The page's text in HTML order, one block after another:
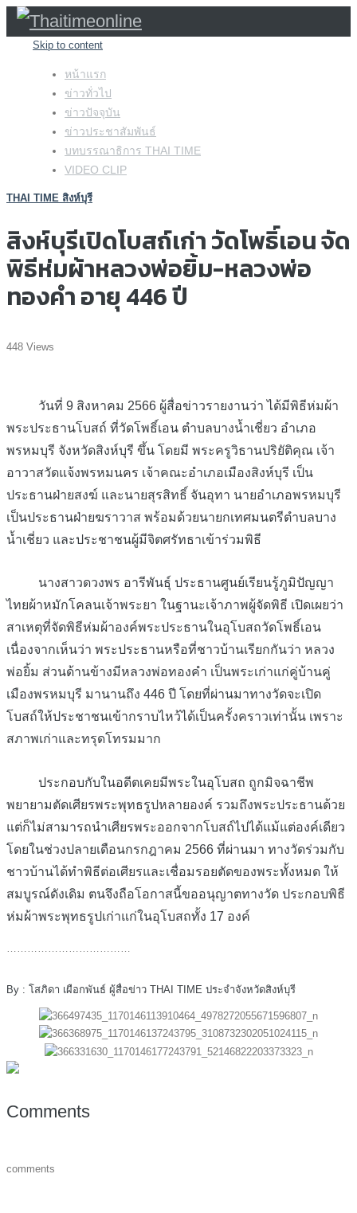
Skip to content
หน้าแรก
ข่าวทั่วไป
ข่าวปัจจุบัน
ข่าวประชาสัมพันธ์
บทบรรณาธิการ THAI TIME
VIDEO CLIP
THAI TIME สิงห์บุรี
สิงห์บุรีเปิดโบสถ์เก่า วัดโพธิ์เอน จัด
พิธีห่มผ้าหลวงพ่อยิ้ม-หลวงพ่อ
ทองคำ อายุ 446 ปี
448 Views
วันที่ 9 สิงหาคม 2566 ผู้สื่อข่าวรายงานว่า ได้มีพิธีห่มผ้า
พระประธานโบสถ์ ที่วัดโพธิ์เอน ตำบลบางน้ำเชี่ยว อำเภอ
พรหมบุรี จังหวัดสิงห์บุรี ขึ้น โดยมี พระครูวิธานปริยัติคุณ เจ้า
อาวาสวัดแจ้งพรหมนคร เจ้าคณะอำเภอเมืองสิงห์บุรี เป็น
ประธานฝ่ายสงฆ์ และนายสุรสิทธิ์ จันอุทา นายอำเภอพรหมบุรี
เป็นประธานฝ่ายฆราวาส พร้อมด้วยนายกเทศมนตรีตำบลบาง
น้ำเชี่ยว และประชาชนผู้มีจิตศรัทธาเข้าร่วมพิธี
นางสาวดวงพร อารีพันธุ์ ประธานศูนย์เรียนรู้ภูมิปัญญา
ไทยผ้าหมักโคลนเจ้าพระยา ในฐานะเจ้าภาพผู้จัดพิธี เปิดเผยว่า
สาเหตุที่จัดพิธีห่มผ้าองค์พระประธานในอุโบสถวัดโพธิ์เอน
เนื่องจากเห็นว่า พระประธานหรือที่ชาวบ้านเรียกกันว่า หลวง
พ่อยิ้ม ส่วนด้านข้างมีหลวงพ่อทองคำ เป็นพระเก่าแก่คู่บ้านคู่
เมืองพรหมบุรี มานานถึง 446 ปี โดยที่ผ่านมาทางวัดจะเปิด
โบสถ์ให้ประชาชนเข้ากราบไหว้ได้เป็นครั้งคราวเท่านั้น เพราะ
สภาพเก่าและทรุดโทรมมาก
ประกอบกับในอดีตเคยมีพระในอุโบสถ ถูกมิจฉาชีพ
พยายามตัดเศียรพระพุทธรูปหลายองค์ รวมถึงพระประธานด้วย
แต่ก็ไม่สามารถนำเศียรพระออกจากโบสถ์ไปได้แม้แต่องค์เดียว
โดยในช่วงปลายเดือนกรกฎาคม 2566 ที่ผ่านมา ทางวัดร่วมกับ
ชาวบ้านได้ทำพิธีต่อเศียรและเชื่อมรอยตัดของพระทั้งหมด ให้
สมบูรณ์ดังเดิม ตนจึงถือโอกาสนี้ขออนุญาตทางวัด ประกอบพิธี
ห่มผ้าพระพุทธรูปเก่าแก่ในอุโบสถทั้ง 17 องค์
………………………………
By : โสภิดา เผือกพันธ์ ผู้สื่อข่าว THAI TIME ประจำจังหวัดสิงห์บุรี
Comments
comments